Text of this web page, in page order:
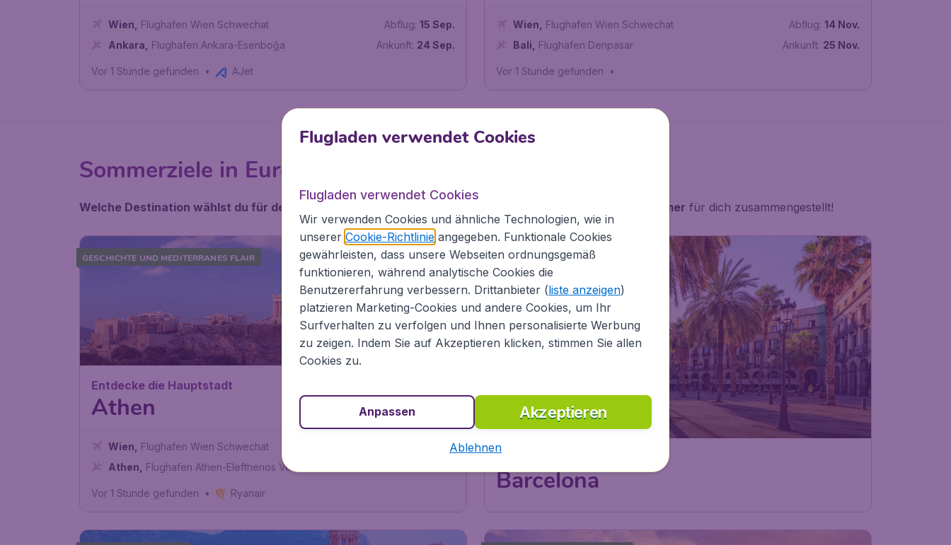
Wien
Flughafen Wien Schwechat
Ankara
Flughafen Ankara-Esenboğa
Abflug: 15 Sep.
Ankunft: 24 Sep.
Vor 1 Stunde gefunden • AJet
Wien
Flughafen Wien Schwechat
Bali
Flughafen Denpasar
Abflug: 14 Nov.
Ankunft: 25 Nov.
Vor 1 Stunde gefunden •
Sommerziele in Europa zum Verlieben
Welche Destination wählst du für deinen Flugziele für den Sommer für dich zusammengestellt!
GESCHICHTE UND MEDITERRANES FLAIR
Entdecke die Hauptstadt
Athen
Wien
Flughafen Wien Schwechat
Athen
Flughafen Athen-Eleftherios Venizelos
10 Okt.
Vor 1 Stunde gefunden • Ryanair
VAMOS!
Barcelona
€58
ab
Flughafen Barcelona
Flugladen verwendet Cookies
Flugladen verwendet Cookies
Wir verwenden Cookies und ähnliche Technologien, wie in
unserer Cookie-Richtlinieangegeben. Funktionale Cookies
gewährleisten, dass unsere Webseiten ordnungsgemäß
funktionieren, während analytische Cookies die
Benutzererfahrung verbessern. Drittanbieter (liste anzeigen)
platzieren Marketing-Cookies und andere Cookies, um Ihr
Surfverhalten zu verfolgen und Ihnen personalisierte Werbung
zu zeigen. Indem Sie auf Akzeptieren klicken, stimmen Sie allen
Cookies zu.
Akzeptieren
Anpassen
Ablehnen